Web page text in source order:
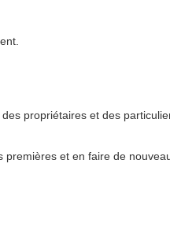
propriétaires et des
et en faire de